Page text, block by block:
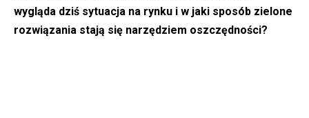
wygląda dziś sytuacja na rynku i w jaki sposób zielone
rozwiązania stają się narzędziem oszczędności?